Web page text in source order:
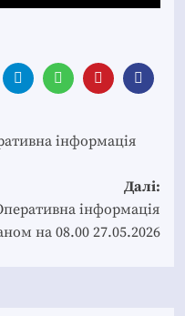
інформація
Далі:
інформація
на 08.00 27.05.2026